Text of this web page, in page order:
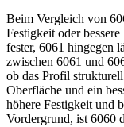
Beim Vergleich von
Festigkeit oder
fester, 6061 hingegen
zwischen 6061 und
ob das Profil
Oberfläche und ein
höhere Festigkeit und
Vordergrund, ist 6060